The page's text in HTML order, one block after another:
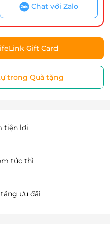
Chat với Zalo
Gift Card
trong Quà tặng
tiện lợi
tức thì
ưu đãi